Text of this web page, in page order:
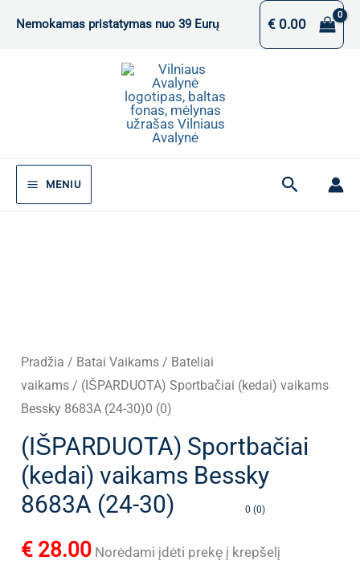
Nemokamas pristatymas nuo 39 Eurų €0.00
MENIU Paieška
Pradžia / Batai Vaikams / Bateliai
vaikams / (IŠPARDUOTA) Sportbačiai (kedai) vaikams
Bessky 8683A (24-30)0 (0)
(IŠPARDUOTA) Sportbačiai
(kedai) vaikams Bessky
8683A (24-30)
0 (0)
€ 28.00 Norėdami įdėti prekę į krepšelį